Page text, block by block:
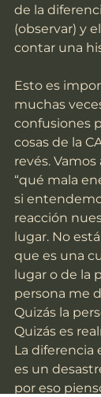
de la
(observar) y
contar una
Esto es
muchas
confusiones
cosas de la
revés.
“qué mala
si
reacción
lugar. No
que es una
lugar o de la
persona me
Quizás la
Quizás es
La diferencia
es un
por eso